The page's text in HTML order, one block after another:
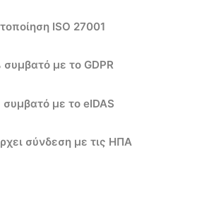
ISO 27001
συμβατό με το GDPR
συμβατό με το eIDAS
σύνδεση με τις ΗΠΑ